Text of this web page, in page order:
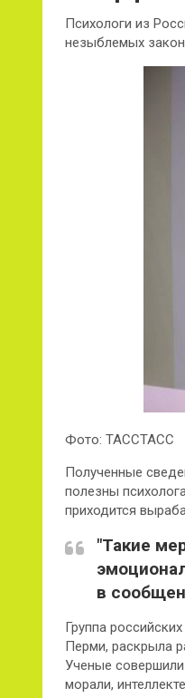
Психологи из
незыблемых
Фото: ТАССТАСС
Полученные
полезны
приходится
"Такие
в
Группа
Перми, раскрыла
Ученые
морали,